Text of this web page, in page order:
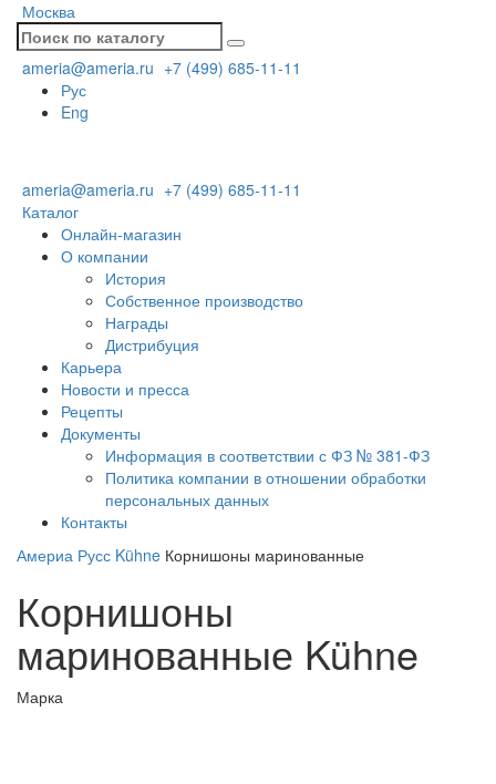
Москва
ameria@ameria.ru +7 (499) 685-11-11
Рус
Eng
ameria@ameria.ru +7 (499) 685-11-11
Каталог
Онлайн-магазин
О компании
История
Собственное производство
Награды
Дистрибуция
Карьера
Новости и пресса
Рецепты
Документы
Информация в соответствии с ФЗ № 381-ФЗ
Политика компании в отношении обработки
персональных данных
Контакты
Америа Русс Kühne Корнишоны маринованные
Корнишоны
маринованные Kühne
Марка